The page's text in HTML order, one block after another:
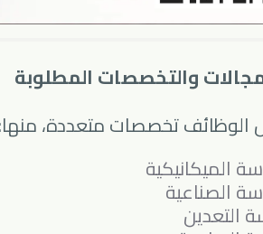
والتخصصات المطلوبة
تخصصات متعددة،
الميكانيكية
الصناعية
التعدين